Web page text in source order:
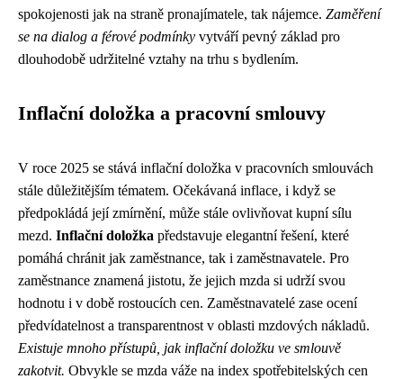
spokojenosti jak na straně pronajímatele, tak nájemce. Zaměření
se na dialog a férové podmínky vytváří pevný základ pro
dlouhodobě udržitelné vztahy na trhu s bydlením.
Inflační doložka a pracovní smlouvy
V roce 2025 se stává inflační doložka v pracovních smlouvách
stále důležitějším tématem. Očekávaná inflace, i když se
předpokládá její zmírnění, může stále ovlivňovat kupní sílu
mezd. Inflační doložka představuje elegantní řešení, které
pomáhá chránit jak zaměstnance, tak i zaměstnavatele. Pro
zaměstnance znamená jistotu, že jejich mzda si udrží svou
hodnotu i v době rostoucích cen. Zaměstnavatelé zase ocení
předvídatelnost a transparentnost v oblasti mzdových nákladů.
Existuje mnoho přístupů, jak inflační doložku ve smlouvě
zakotvit. Obvykle se mzda váže na index spotřebitelských cen